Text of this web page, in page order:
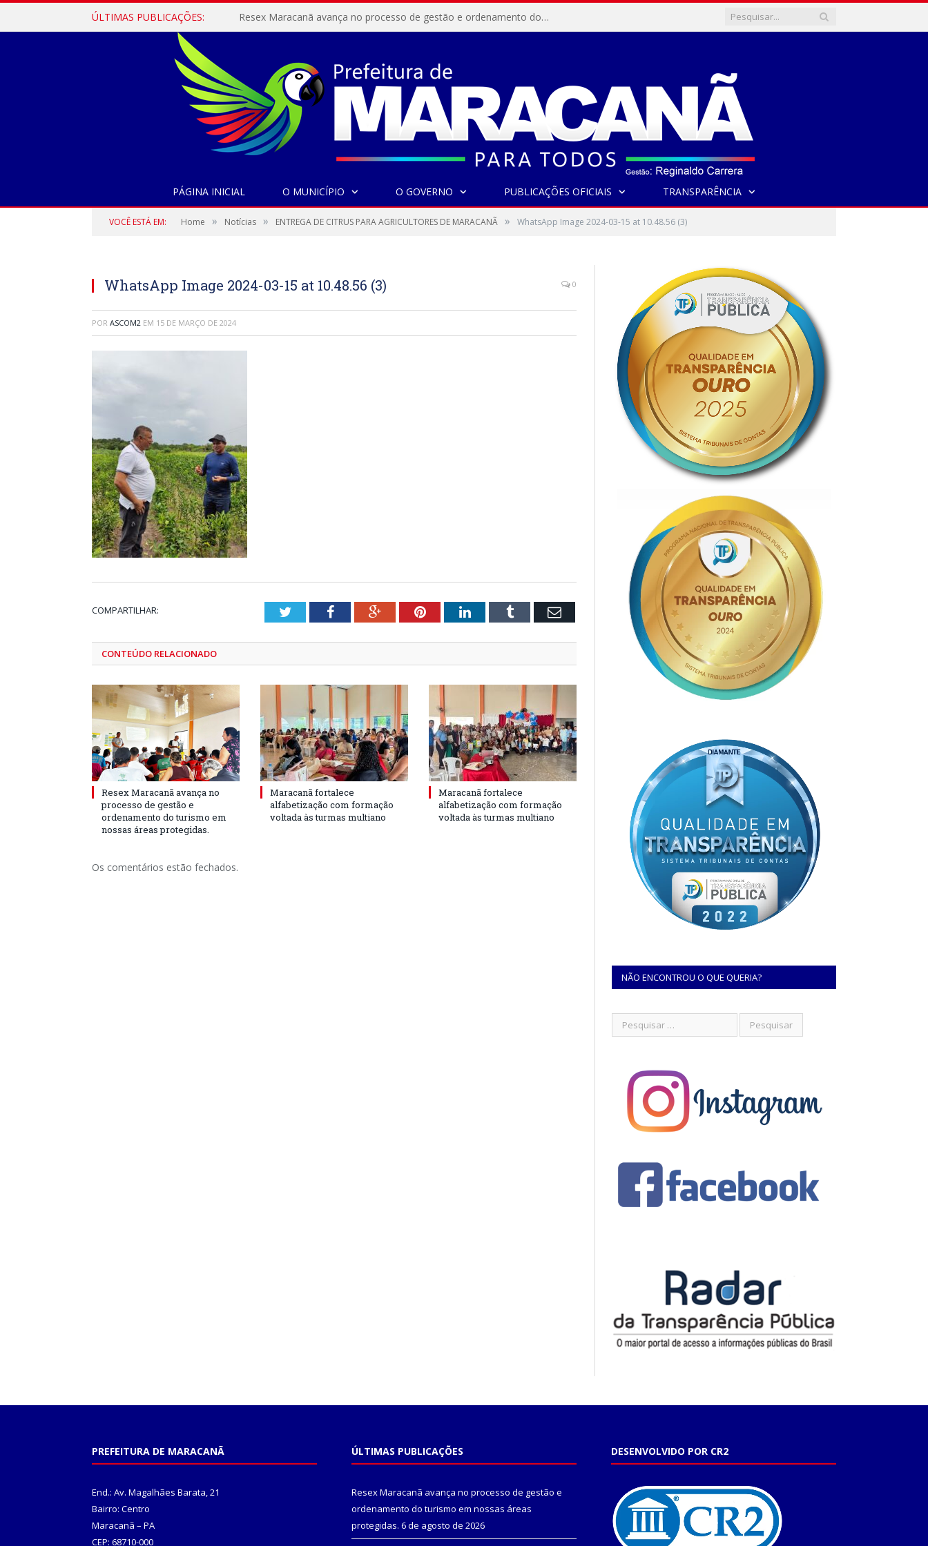
ÚLTIMAS PUBLICAÇÕES: Resex Maracanã avança no processo de gestão e ordenamento do turismo em nossas áreas protegidas.
PÁGINA INICIAL O MUNICÍPIO O GOVERNO PUBLICAÇÕES OFICIAIS TRANSPARÊNCIA
VOCÊ ESTÁ EM: Home » Notícias » ENTREGA DE CITRUS PARA AGRICULTORES DE MARACANÃ » WhatsApp Image 2024-03-15 at 10.48.56 (3)
WhatsApp Image 2024-03-15 at 10.48.56 (3) 0
POR ASCOM2 EM 15 DE MARÇO DE 2024
COMPARTILHAR: TwitterFacebookGoogle+PinterestLinkedInTumblr Email
CONTEÚDO RELACIONADO
Resex Maracanã avança no
processo de gestão e
ordenamento do turismo em
nossas áreas protegidas.
Maracanã fortalece
alfabetização com formação
voltada às turmas multiano
Maracanã fortalece
alfabetização com formação
voltada às turmas multiano
Os comentários estão fechados.
NÃO ENCONTROU O QUE QUERIA?
PREFEITURA DE MARACANÃ
End.: Av. Magalhães Barata, 21
Bairro: Centro
Maracanã – PA
CEP: 68710-000
ÚLTIMAS PUBLICAÇÕES
Resex Maracanã avança no processo de gestão e
ordenamento do turismo em nossas áreas
protegidas. 6 de agosto de 2026
DESENVOLVIDO POR CR2